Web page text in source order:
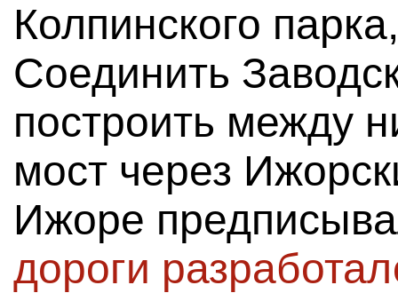
Колпинского
Соединить
построить между
мост через
Ижоре
дороги